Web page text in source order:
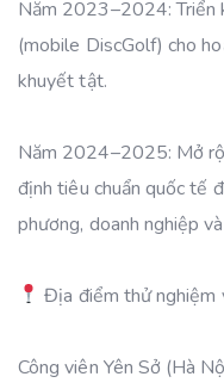
Năm 2023–2024: Triển
(mobile DiscGolf) cho
khuyết tật.
Năm 2024–2025: Mở
định tiêu chuẩn quốc tế
phương, doanh nghiệp
Địa điểm thử nghiệm
Công viên Yên Sở (Hà